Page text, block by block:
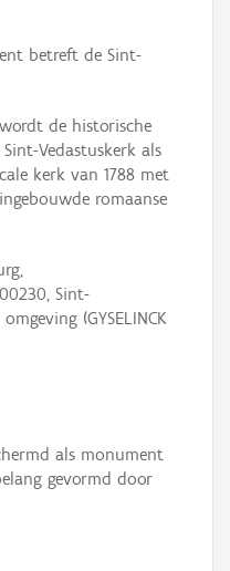
betreft de Sint-
de historische
Vedastuskerk als
kerk van 1788 met
romaanse
Sint-
(GYSELINCK
als monument
gevormd door